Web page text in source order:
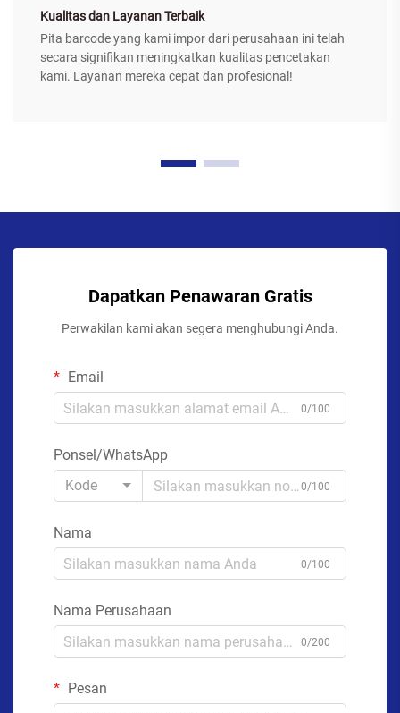
Kualitas dan Layanan Terbaik
Pita barcode yang kami impor dari perusahaan ini telah
secara signifikan meningkatkan kualitas pencetakan
kami. Layanan mereka cepat dan profesional!
Dapatkan Penawaran Gratis
Perwakilan kami akan segera menghubungi Anda.
Email
0/100
Ponsel/WhatsApp
Kode
0/100
Nama
0/100
Nama Perusahaan
0/200
Pesan